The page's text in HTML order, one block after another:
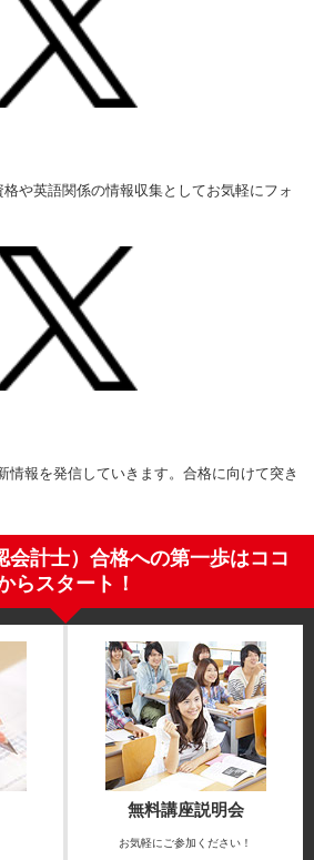
や英語関係の情報収集としてお気軽にフォ
情報を発信していきます。合格に向けて突き
会計士）合格への第一歩はココ
らスタート！
無料講座説明会
お気軽にご参加ください！